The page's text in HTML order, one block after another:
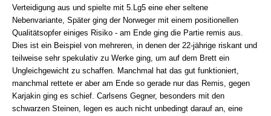
Verteidigung aus und spielte mit 5.Lg5 eine eher seltene
Nebenvariante, Später ging der Norweger mit einem positionellen
Qualitätsopfer einiges Risiko - am Ende ging die Partie remis aus.
Dies ist ein Beispiel von mehreren, in denen der 22-jährige riskant und
teilweise sehr spekulativ zu Werke ging, um auf dem Brett ein
Ungleichgewicht zu schaffen. Manchmal hat das gut funktioniert,
manchmal rettete er aber am Ende so gerade nur das Remis, gegen
Karjakin ging es schief. Carlsens Gegner, besonders mit den
schwarzen Steinen, legen es auch nicht unbedingt darauf an, eine